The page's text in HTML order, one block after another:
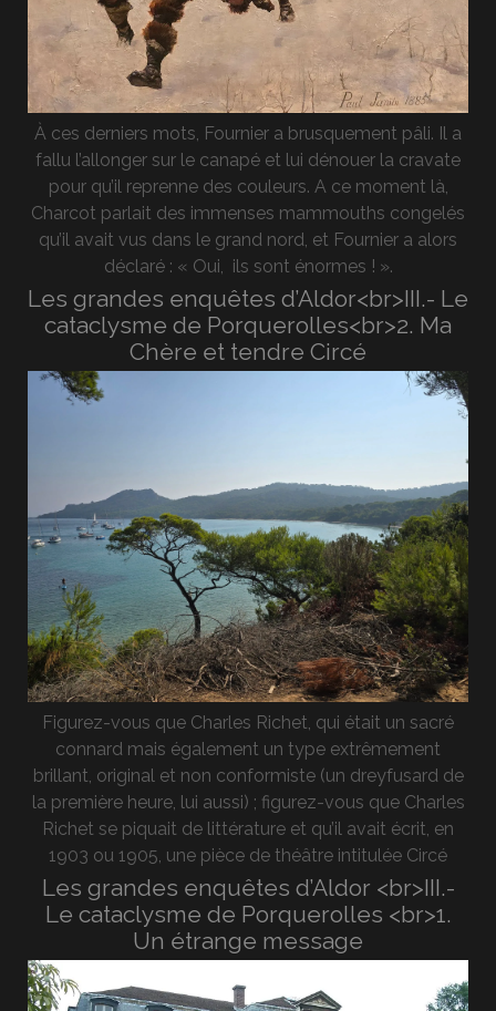
À ces derniers mots, Fournier a brusquement pâli. Il a
fallu l’allonger sur le canapé et lui dénouer la cravate
pour qu’il reprenne des couleurs. A ce moment là,
Charcot parlait des immenses mammouths congelés
qu’il avait vus dans le grand nord, et Fournier a alors
déclaré : « Oui, ils sont énormes ! ».
Les grandes enquêtes d’Aldor<br>III.- Le
cataclysme de Porquerolles<br>2. Ma
Chère et tendre Circé
Figurez-vous que Charles Richet, qui était un sacré
connard mais également un type extrêmement
brillant, original et non conformiste (un dreyfusard de
la première heure, lui aussi) ; figurez-vous que Charles
Richet se piquait de littérature et qu’il avait écrit, en
1903 ou 1905, une pièce de théâtre intitulée Circé
Les grandes enquêtes d’Aldor <br>III.-
Le cataclysme de Porquerolles <br>1.
Un étrange message